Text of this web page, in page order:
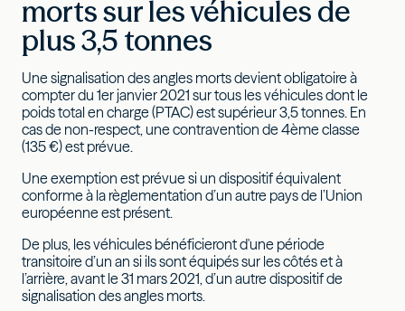
morts sur les véhicules de
plus 3,5 tonnes
Une signalisation des angles morts devient obligatoire à
compter du 1er janvier 2021 sur tous les véhicules dont le
poids total en charge (PTAC) est supérieur 3,5 tonnes. En
cas de non-respect, une contravention de 4ème classe
(135 €) est prévue.
Une exemption est prévue si un dispositif équivalent
conforme à la règlementation d’un autre pays de l’Union
européenne est présent.
De plus, les véhicules bénéficieront d'une période
transitoire d’un an si ils sont équipés sur les côtés et à
l’arrière, avant le 31 mars 2021, d’un autre dispositif de
signalisation des angles morts.